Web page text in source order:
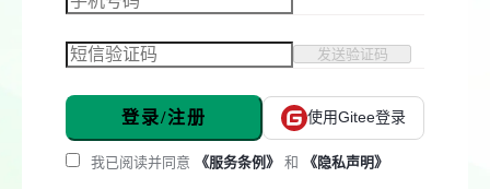
发送验证码
登录/注册 使用Gitee登录
我已阅读并同意 《服务条例》 和 《隐私声明》